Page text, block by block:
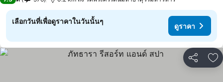
เลือกวันที่เพื่อดูราคาในวันนั้นๆ
ดูราคา
แชร์ เ